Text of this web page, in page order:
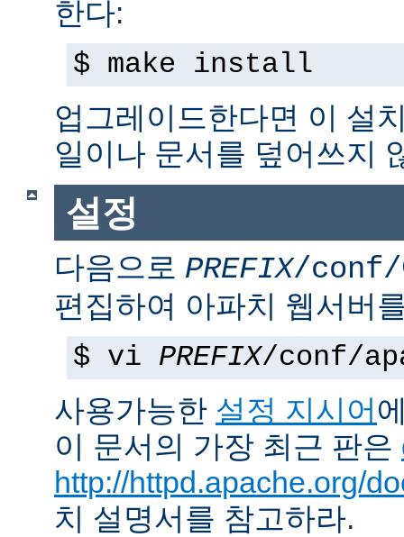
한다:
$ make install
업그레이드한다면 이 설
일이나 문서를 덮어쓰지
설정
다음으로 PREFIX/conf/
편집하여 아파치 웹서버
$ vi PREFIX/conf/
사용가능한 설정 지시어
이 문서의 가장 최근 판은
http://httpd.apache.org/
치 설명서를 참고하라.